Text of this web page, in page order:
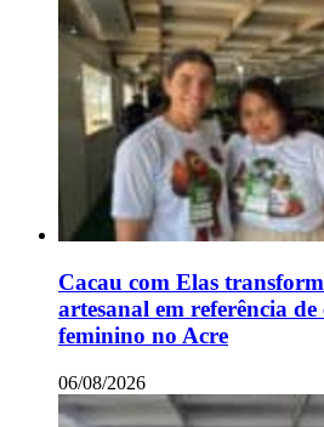
Cacau com Elas
artesanal em referência
feminino no Acre
06/08/2026